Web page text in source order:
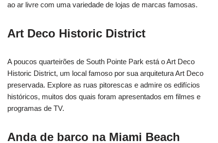
ao ar livre com uma variedade de lojas de marcas famosas.
Art Deco Historic District
A poucos quarteirões de South Pointe Park está o Art Deco
Historic District, um local famoso por sua arquitetura Art Deco
preservada. Explore as ruas pitorescas e admire os edifícios
históricos, muitos dos quais foram apresentados em filmes e
programas de TV.
Anda de barco na Miami Beach